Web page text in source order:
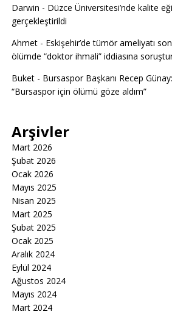
Darwin - Düzce Üniversitesi’nde kalite
gerçekleştirildi
Ahmet- Eskişehir’de tümör ameliyatı
ölümde “doktor ihmali” iddiasına
Buket- Bursaspor Başkanı Recep Günay:
“Bursaspor için ölümü göze aldım”
Arşivler
Mart 2026
Şubat 2026
Ocak 2026
Mayıs 2025
Nisan 2025
Mart 2025
Şubat 2025
Ocak 2025
Aralık 2024
Eylül 2024
Ağustos 2024
Mayıs 2024
Mart 2024